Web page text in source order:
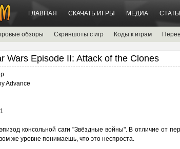
ГЛАВНАЯ СКАЧАТЬ ИГРЫ МЕДИА
обзоры Скриншоты с игр Коды к играм
Wars Episode II: Attack of the Clones
Advance
1
консольной саги "Звёздные войны". В отличие от
же уровне понимаешь, что это неспроста.